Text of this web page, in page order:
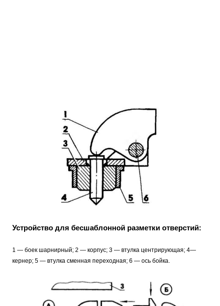
Устройство для бесшаблонной разметки отверстий:
1 — боек шарнирный; 2 — корпус; 3 — втулка центрирующая; 4—
кернер; 5 — втулка сменная переходная; 6 — ось бойка.